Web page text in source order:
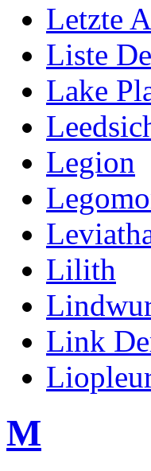
Letzte
Liste
Lake
Legion
Lilith
Link
M